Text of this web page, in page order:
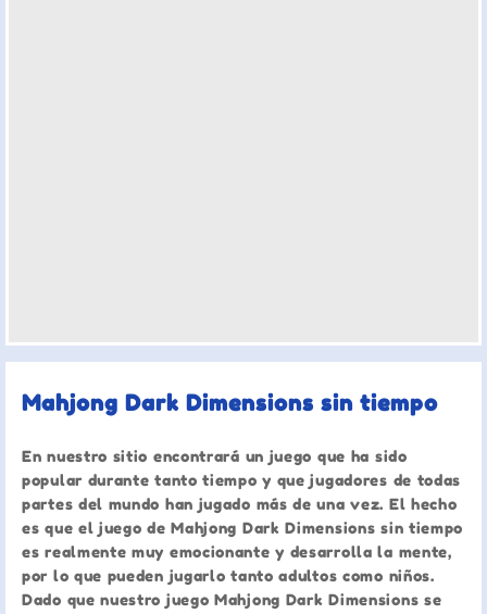
Mahjong Dark Dimensions sin tiempo
En nuestro sitio encontrará un juego que ha sido
popular durante tanto tiempo y que jugadores de todas
partes del mundo han jugado más de una vez. El hecho
es que el juego de Mahjong Dark Dimensions sin tiempo
es realmente muy emocionante y desarrolla la mente,
por lo que pueden jugarlo tanto adultos como niños.
Dado que nuestro juego Mahjong Dark Dimensions se